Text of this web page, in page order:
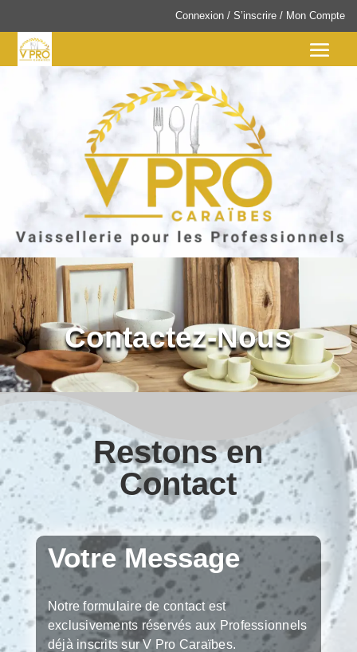
Connexion / S’inscrire / Mon Compte
Contactez-Nous
Restons en
Contact
Votre Message
Notre formulaire de contact est
exclusivements réservés aux Professionnels
déjà inscrits sur V Pro Caraïbes.